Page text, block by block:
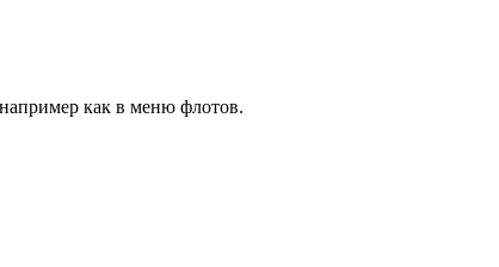
например как в меню флотов.